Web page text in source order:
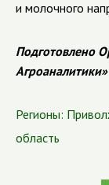
и молочного
Подготовлено
Агроаналитики»
Регионы:
область